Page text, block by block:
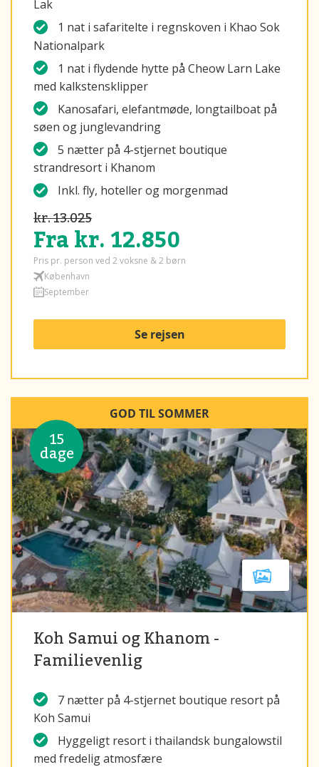
Lak
1 nat i safaritelte i regnskoven i Khao Sok
Nationalpark
1 nat i flydende hytte på Cheow Larn Lake
med kalkstensklipper
Kanosafari, elefantmøde, longtailboat på
søen og junglevandring
5 nætter på 4-stjernet boutique
strandresort i Khanom
Inkl. fly, hoteller og morgenmad
kr. 13.025
Fra kr. 12.850
Pris pr. person ved 2 voksne & 2 børn
København
September
Se rejsen
15
dage
GOD TIL SOMMER
Koh Samui og Khanom -
Familievenlig
7 nætter på 4-stjernet boutique resort på
Koh Samui
Hyggeligt resort i thailandsk bungalowstil
med fredelig atmosfære